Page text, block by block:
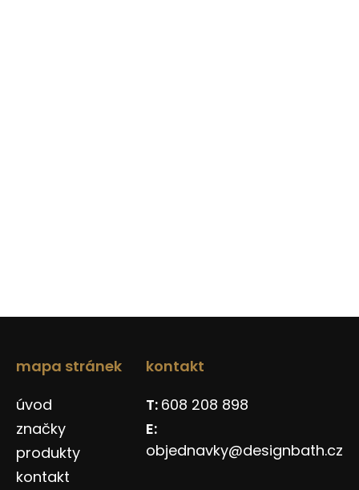
mapa stránek
úvod
značky
produkty
kontakt
kontakt
608 208 898
objednavky@designbath.cz